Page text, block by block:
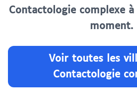
Contactologie complexe
moment.
Voir toutes les
Contactologie